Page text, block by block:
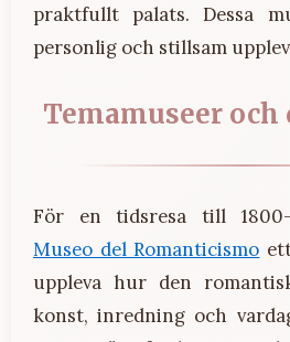
praktfullt palats. Dessa
personlig och stillsam
Temamuseer
För en tidsresa till
Museo del Romanticismo
uppleva hur den
konst, inredning och